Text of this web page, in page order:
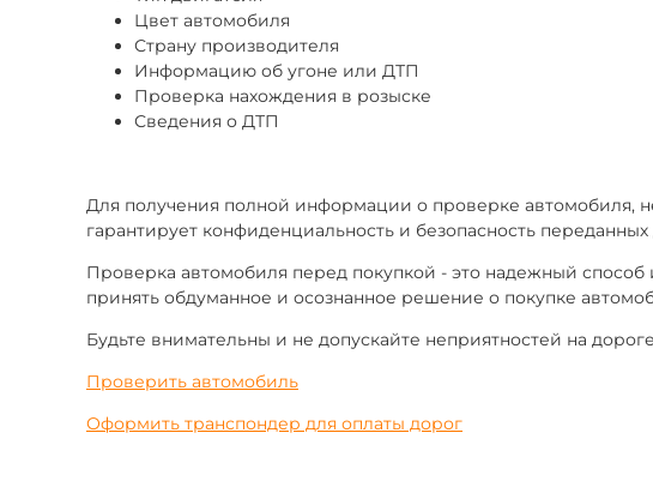
Цвет автомобиля
Страну производителя
Информацию об угоне или ДТП
Проверка нахождения в розыске
Сведения о ДТП
Для получения полной информации о проверке автомобиля,
гарантирует конфиденциальность и безопасность переданных
Проверка автомобиля перед покупкой - это надежный
принять обдуманное и осознанное решение о покупке
Будьте внимательны и не допускайте неприятностей на
Проверить автомобиль
Оформить транспондер для оплаты дорог